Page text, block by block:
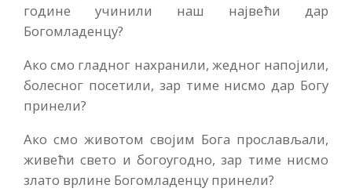
године учинили наш највећи дар
Богомладенцу?
Ако смо гладног нахранили, жедног напојили,
болесног посетили, зар тиме нисмо дар Богу
принели?
Ако смо животом својим Бога прослављали,
живећи свето и богоугодно, зар тиме нисмо
злато врлине Богомладенцу принели?